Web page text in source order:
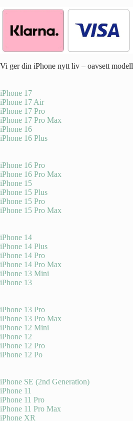
Vi ger din iPhone nytt liv – oavsett modell
iPhone 17
iPhone 17 Air
iPhone 17 Pro
iPhone 17 Pro Max
iPhone 16
iPhone 16 Plus
iPhone 16 Pro
iPhone 16 Pro Max
iPhone 15
iPhone 15 Plus
iPhone 15 Pro
iPhone 15 Pro Max
iPhone 14
iPhone 14 Plus
iPhone 14 Pro
iPhone 14 Pro Max
iPhone 13 Mini
iPhone 13
iPhone 13 Pro
iPhone 13 Pro Max
iPhone 12 Mini
iPhone 12
iPhone 12 Pro
iPhone 12 Po
iPhone SE (2nd Generation)
iPhone 11
iPhone 11 Pro
iPhone 11 Pro Max
iPhone XR